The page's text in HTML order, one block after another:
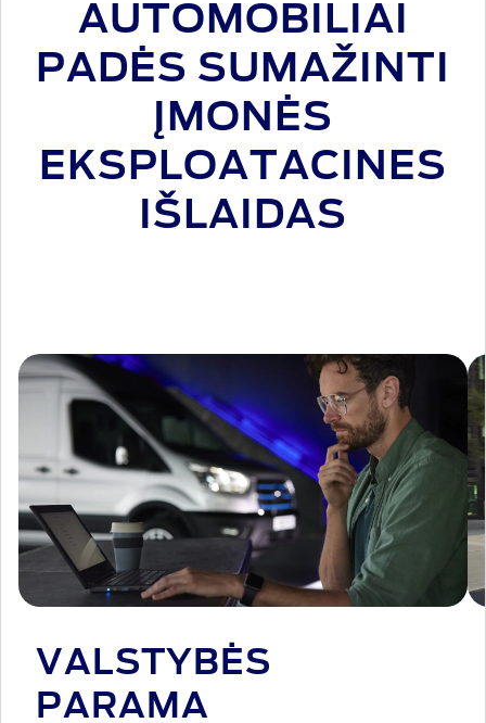
AUTOMOBILIAI
PADĖS SUMAŽINTI
ĮMONĖS
EKSPLOATACINES
IŠLAIDAS
VALSTYBĖS
PARAMA